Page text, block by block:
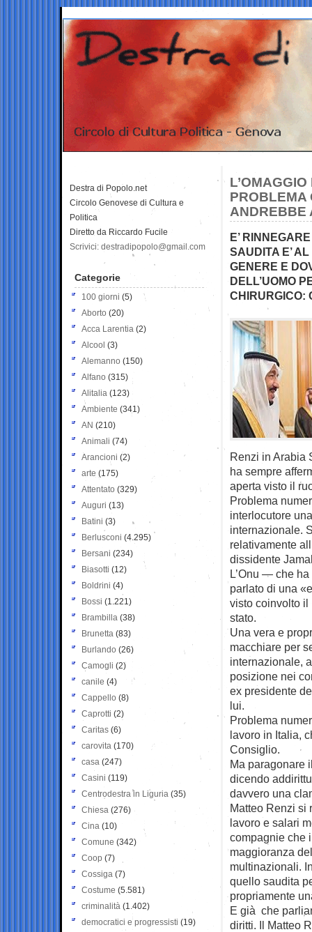
PROBLEMA
ANDREBBE
E’
SAUDITA E’
GENERE E
DELL’UOMO
CHIRURGICO:
Renzi in Arabia
ha sempre
aperta visto il
Problema
interlocutore
internazionale.
relativamente
dissidente
L’Onu — che
parlato di una
visto coinvolto il
stato.
Una vera e
macchiare per
internazionale,
posizione nei
ex presidente
lui.
Problema
lavoro in Italia,
Consiglio.
Ma paragonare
dicendo
davvero una
Matteo Renzi si
lavoro e salari
compagnie che
maggioranza
multinazionali.
quello saudita
propriamente
E già che
diritti. Il Matteo
Destra di Popolo.net
Circolo Genovese di Cultura e
Politica
Diretto da Riccardo Fucile
Scrivici: destradipopolo@gmail.com
Categorie
100 giorni (5)
Aborto (20)
Acca Larentia (2)
Alcool (3)
Alemanno (150)
Alfano (315)
Alitalia (123)
Ambiente (341)
AN (210)
Animali (74)
Arancioni (2)
arte (175)
Attentato (329)
Auguri (13)
Batini (3)
Berlusconi (4.295)
Bersani (234)
Biasotti (12)
Boldrini (4)
Bossi (1.221)
Brambilla (38)
Brunetta (83)
Burlando (26)
Camogli (2)
canile (4)
Cappello (8)
Caprotti (2)
Caritas (6)
carovita (170)
casa (247)
Casini (119)
Centrodestra in Liguria (35)
Chiesa (276)
Cina (10)
Comune (342)
Coop (7)
Cossiga (7)
Costume (5.581)
criminalità (1.402)
democratici e progressisti (19)